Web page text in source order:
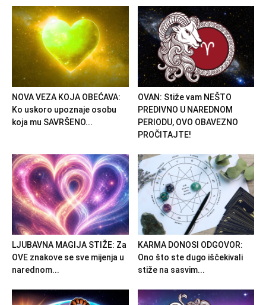
NOVA VEZA KOJA OBEĆAVA:
Ko uskoro upoznaje osobu
koja mu SAVRŠENO...
OVAN: Stiže vam NEŠTO
PREDIVNO U NAREDNOM
PERIODU, OVO OBAVEZNO
PROČITAJTE!
LJUBAVNA MAGIJA STIŽE: Za
OVE znakove se sve mijenja u
narednom...
KARMA DONOSI ODGOVOR:
Ono što ste dugo iščekivali
stiže na sasvim...